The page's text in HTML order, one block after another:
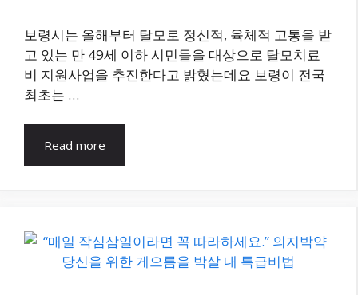
보령시는 올해부터 탈모로 정신적, 육체적 고통을 받
고 있는 만 49세 이하 시민들을 대상으로 탈모치료
비 지원사업을 추진한다고 밝혔는데요 보령이 전국
최초는 …
Read more